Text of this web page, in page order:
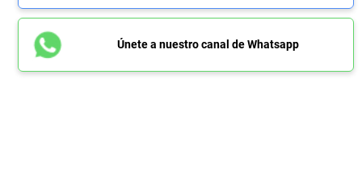
Únete a nuestro canal de Whatsapp